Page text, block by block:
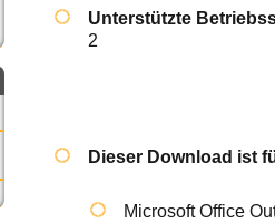
Unterstützte
2
Dieser Download ist
Microsoft Office